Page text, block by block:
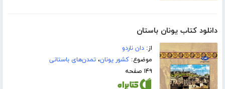
دانلود کتاب یونان باستان
از:دان ناردو
موضوع:کشور یونان،تمدن‌های باستانی
۱۴۹ صفحه